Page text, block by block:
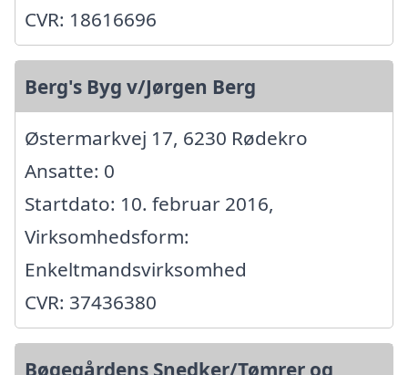
CVR: 18616696
Berg's Byg v/Jørgen Berg
Østermarkvej 17, 6230 Rødekro
Ansatte: 0
Startdato: 10. februar 2016,
Virksomhedsform:
Enkeltmandsvirksomhed
CVR: 37436380
Bøgegårdens Snedker/Tømrer og